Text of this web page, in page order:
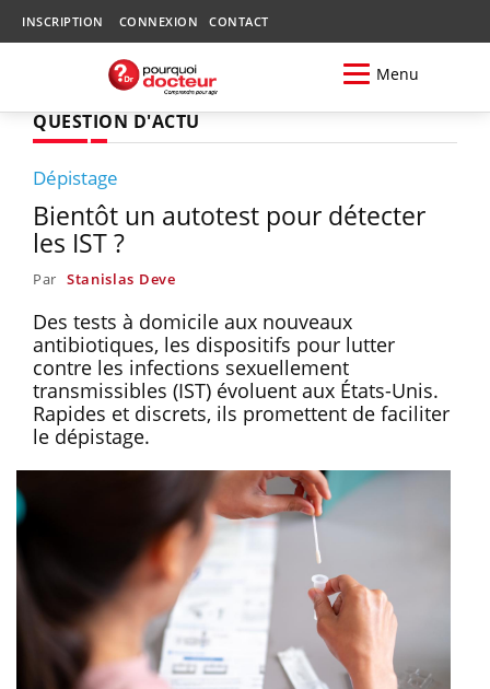
INSCRIPTION CONNEXION CONTACT
Menu
QUESTION D'ACTU
Dépistage
Bientôt un autotest pour détecter
les IST ?
Par Stanislas Deve
Des tests à domicile aux nouveaux
antibiotiques, les dispositifs pour lutter
contre les infections sexuellement
transmissibles (IST) évoluent aux États-Unis.
Rapides et discrets, ils promettent de faciliter
le dépistage.